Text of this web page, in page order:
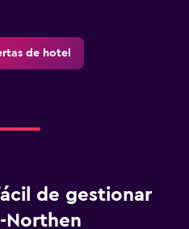
de hotel
de gestionar
Northen